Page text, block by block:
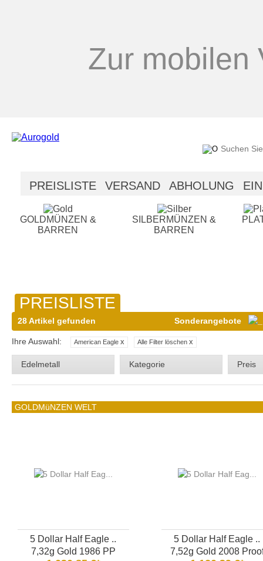
Zur mobilen
PREISLISTE VERSAND ABHOLUNG
GOLDMÜNZEN &
BARREN
SILBERMÜNZEN &
BARREN
PREISLISTE
28 Artikel gefunden Sonderangebote
Ihre Auswahl: American Eagle x Alle Filter löschen x
Edelmetall Kategorie Preis
GOLDMüNZEN WELT
5 Dollar Half Eagle ..
7,32g Gold 1986 PP
5 Dollar Half Eagle ..
7,52g Gold 2008